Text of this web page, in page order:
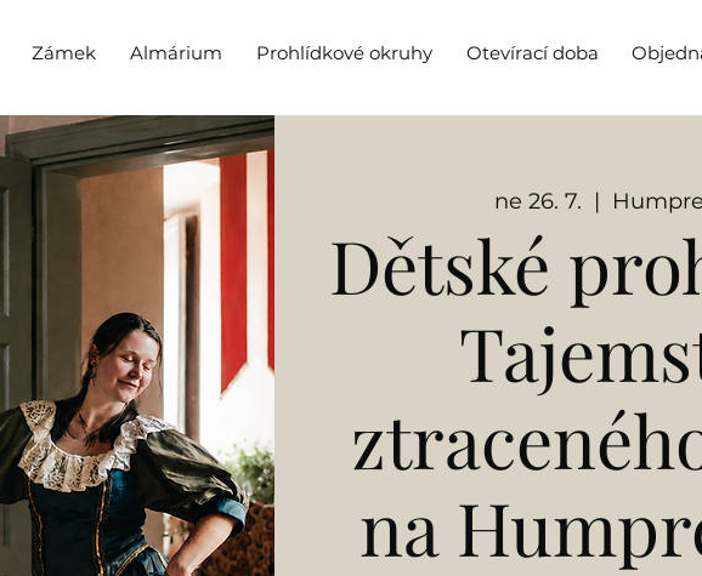
Zámek Almárium Prohlídkové okruhy Otevírací doba
ne 26. 7.
  |
Dětské
na